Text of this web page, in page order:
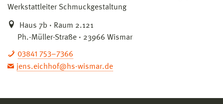
Werkstattleiter Schmuckgestaltung
Haus 7b · Raum 2.121
Ph.-Müller-Straße · 23966 Wismar
03841 753–7366
jens.eichhof@hs-wismar.de